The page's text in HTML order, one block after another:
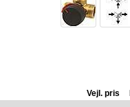
Vejl. pris